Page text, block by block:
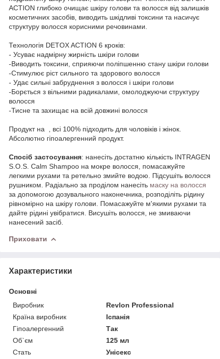
ACTION глибоко очищає шкіру голови та волосся від залишків
косметичних засобів, виводить шкідливі токсини та насичує
структуру волосся корисними речовинами.
Технологія DETOX ACTION 6 кроків:
- Усуває надмірну жирність шкіри голови
-Виводить токсини, сприяючи поліпшенню стану шкіри голови
-Стимулює ріст сильного та здорового волосся
- Удає сильні забруднення з волосся і шкіри голови
-Борється з вільними радикалами, омолоджуючи структуру
волосся
-Тисне та захищає на всій довжині волосся
Продукт на , всі 100% підходить для чоловіків і жінок.
Абсолютно гіпоалергенний продукт.
Спосіб застосування: нанесіть достатню кількість ІNTRAGEN
S.O.S. Calm Shampoo на мокре волосся, помасажуйте
легкими рухами та ретельно змийте водою. Підсушіть волосся
рушником. Радіально за проділом нанесіть маску на волосся
за допомогою дозувального наконечника, розподіліть рідину
рівномірно на шкіру голови. Помасажуйте м'якими рухами та
дайте рідині увібратися. Висушіть волосся, не змиваючи
нанесений засіб.
Приховати
Характеристики
Основні
Виробник
Revlon Professional
Країна виробник
Іспанія
Гіпоалергенний
Так
Об`єм
125 мл
Стать
Унісекс